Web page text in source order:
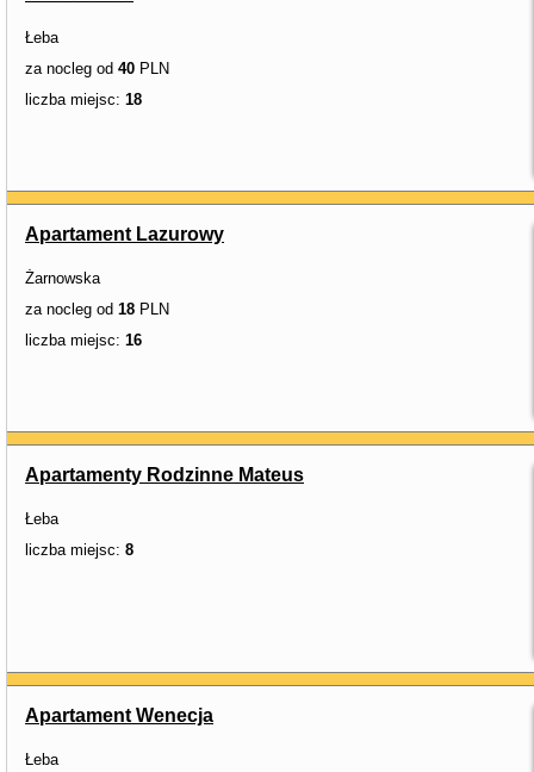
Łeba
za nocleg od 40 PLN
liczba miejsc: 18
Apartament Lazurowy
Żarnowska
za nocleg od 18 PLN
liczba miejsc: 16
Apartamenty Rodzinne Mateus
Łeba
liczba miejsc: 8
Apartament Wenecja
Łeba